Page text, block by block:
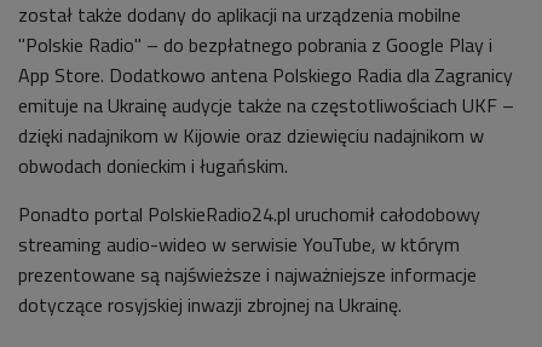
został także dodany do aplikacji na urządzenia mobilne
"Polskie Radio" – do bezpłatnego pobrania z Google Play i
App Store. Dodatkowo antena Polskiego Radia dla Zagranicy
emituje na Ukrainę audycje także na częstotliwościach UKF –
dzięki nadajnikom w Kijowie oraz dziewięciu nadajnikom w
obwodach donieckim i ługańskim.
Ponadto portal PolskieRadio24.pl uruchomił całodobowy
streaming audio-wideo w serwisie YouTube, w którym
prezentowane są najświeższe i najważniejsze informacje
dotyczące rosyjskiej inwazji zbrojnej na Ukrainę.